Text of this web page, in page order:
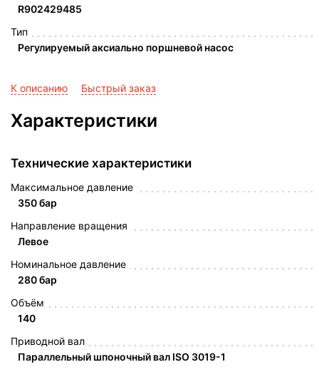
R902429485
Тип
Регулируемый аксиально поршневой насос
К описанию Быстрый заказ
Характеристики
Технические характеристики
Максимальное давление
350 бар
Направление вращения
Левое
Номинальное давление
280 бар
Объём
140
Приводной вал
Параллельный шпоночный вал ISO 3019-1